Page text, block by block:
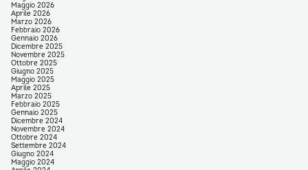
Maggio 2026
Aprile 2026
Marzo 2026
Febbraio 2026
Gennaio 2026
Dicembre 2025
Novembre 2025
Ottobre 2025
Giugno 2025
Maggio 2025
Aprile 2025
Marzo 2025
Febbraio 2025
Gennaio 2025
Dicembre 2024
Novembre 2024
Ottobre 2024
Settembre 2024
Giugno 2024
Maggio 2024